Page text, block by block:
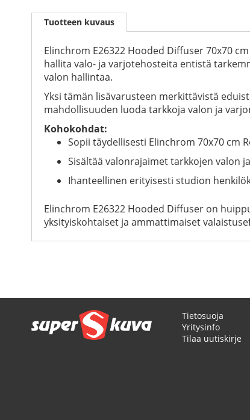
to
images
gallery
Tuotteen kuvaus
Elinchrom E26322 Hooded Diffuser 70x70
hallita valo- ja varjotehosteita entistä
valon hallintaa.
Yksi tämän lisävarusteen merkittävistä
mahdollisuuden luoda tarkkoja valon ja
Kohokohdat:
Sopii täydellisesti Elinchrom 70x70 cm
Sisältää valonrajaimet tarkkojen valon
Ihanteellinen erityisesti studion
Elinchrom E26322 Hooded Diffuser on
yksityiskohtaiset ja ammattimaiset
Tietosuoja
Yritysinfo
Tilaa uutiskirje